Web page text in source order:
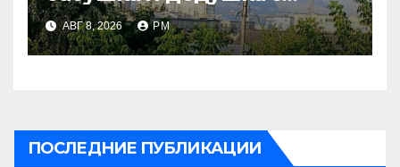
внуком, в Поволжье и на
Кубани вновь горят НПЗ
АВГ 8, 2026 РМ
ПОСЛЕДНИЕ ПУБЛИКАЦИИ